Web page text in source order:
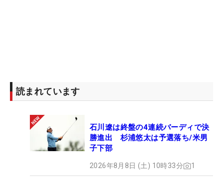
読まれています
石川遼は終盤の4連続バーディで決
勝進出 杉浦悠太は予選落ち/米男
子下部
2026年8月8日 (土) 10時33分 1